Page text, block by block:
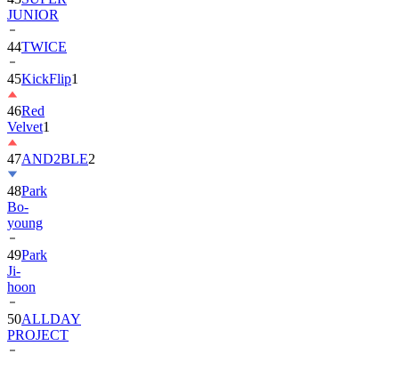
44TWICE
45KickFlip
46Red
Velvet
47AND2BLE
48Park
Bo-
young
49Park
Ji-
hoon
50ALLDAY
PROJECT